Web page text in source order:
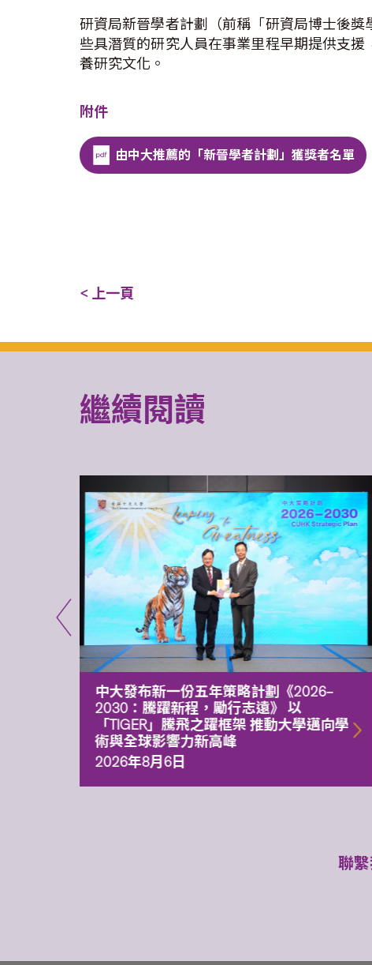
研資局新晉學者計劃（前稱「研資局博士後
些具潛質的研究人員在事業里程早期提供支
養研究文化。
附件
由中大推薦的「新晉學者計劃」獲獎者名單
< 上一頁
繼續閱讀
中大發布新一份五年策略計劃《2026‒
2030：騰躍新程，勵行志遠》 以
「TIGER」騰飛之躍框架 推動大學邁向學
術與全球影響力新高峰
2026年8月6日
聯